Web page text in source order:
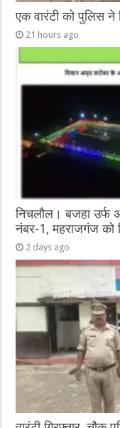
एक वारंटी को पुलिस ने
21 hours ago
निचलौल। बजहा उर्फ
नंबर-1, महराजगंज को
2 days ago